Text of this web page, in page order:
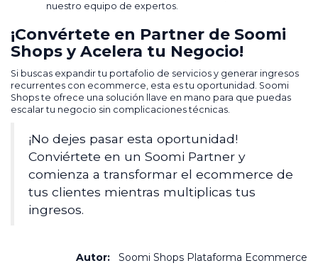
nuestro equipo de expertos.
¡Convértete en Partner de Soomi
Shops y Acelera tu Negocio!
Si buscas expandir tu portafolio de servicios y generar ingresos
recurrentes con ecommerce, esta es tu oportunidad. Soomi
Shops te ofrece una solución llave en mano para que puedas
escalar tu negocio sin complicaciones técnicas.
¡No dejes pasar esta oportunidad!
Conviértete en un Soomi Partner y
comienza a transformar el ecommerce de
tus clientes mientras multiplicas tus
ingresos.
Autor: Soomi Shops Plataforma Ecommerce